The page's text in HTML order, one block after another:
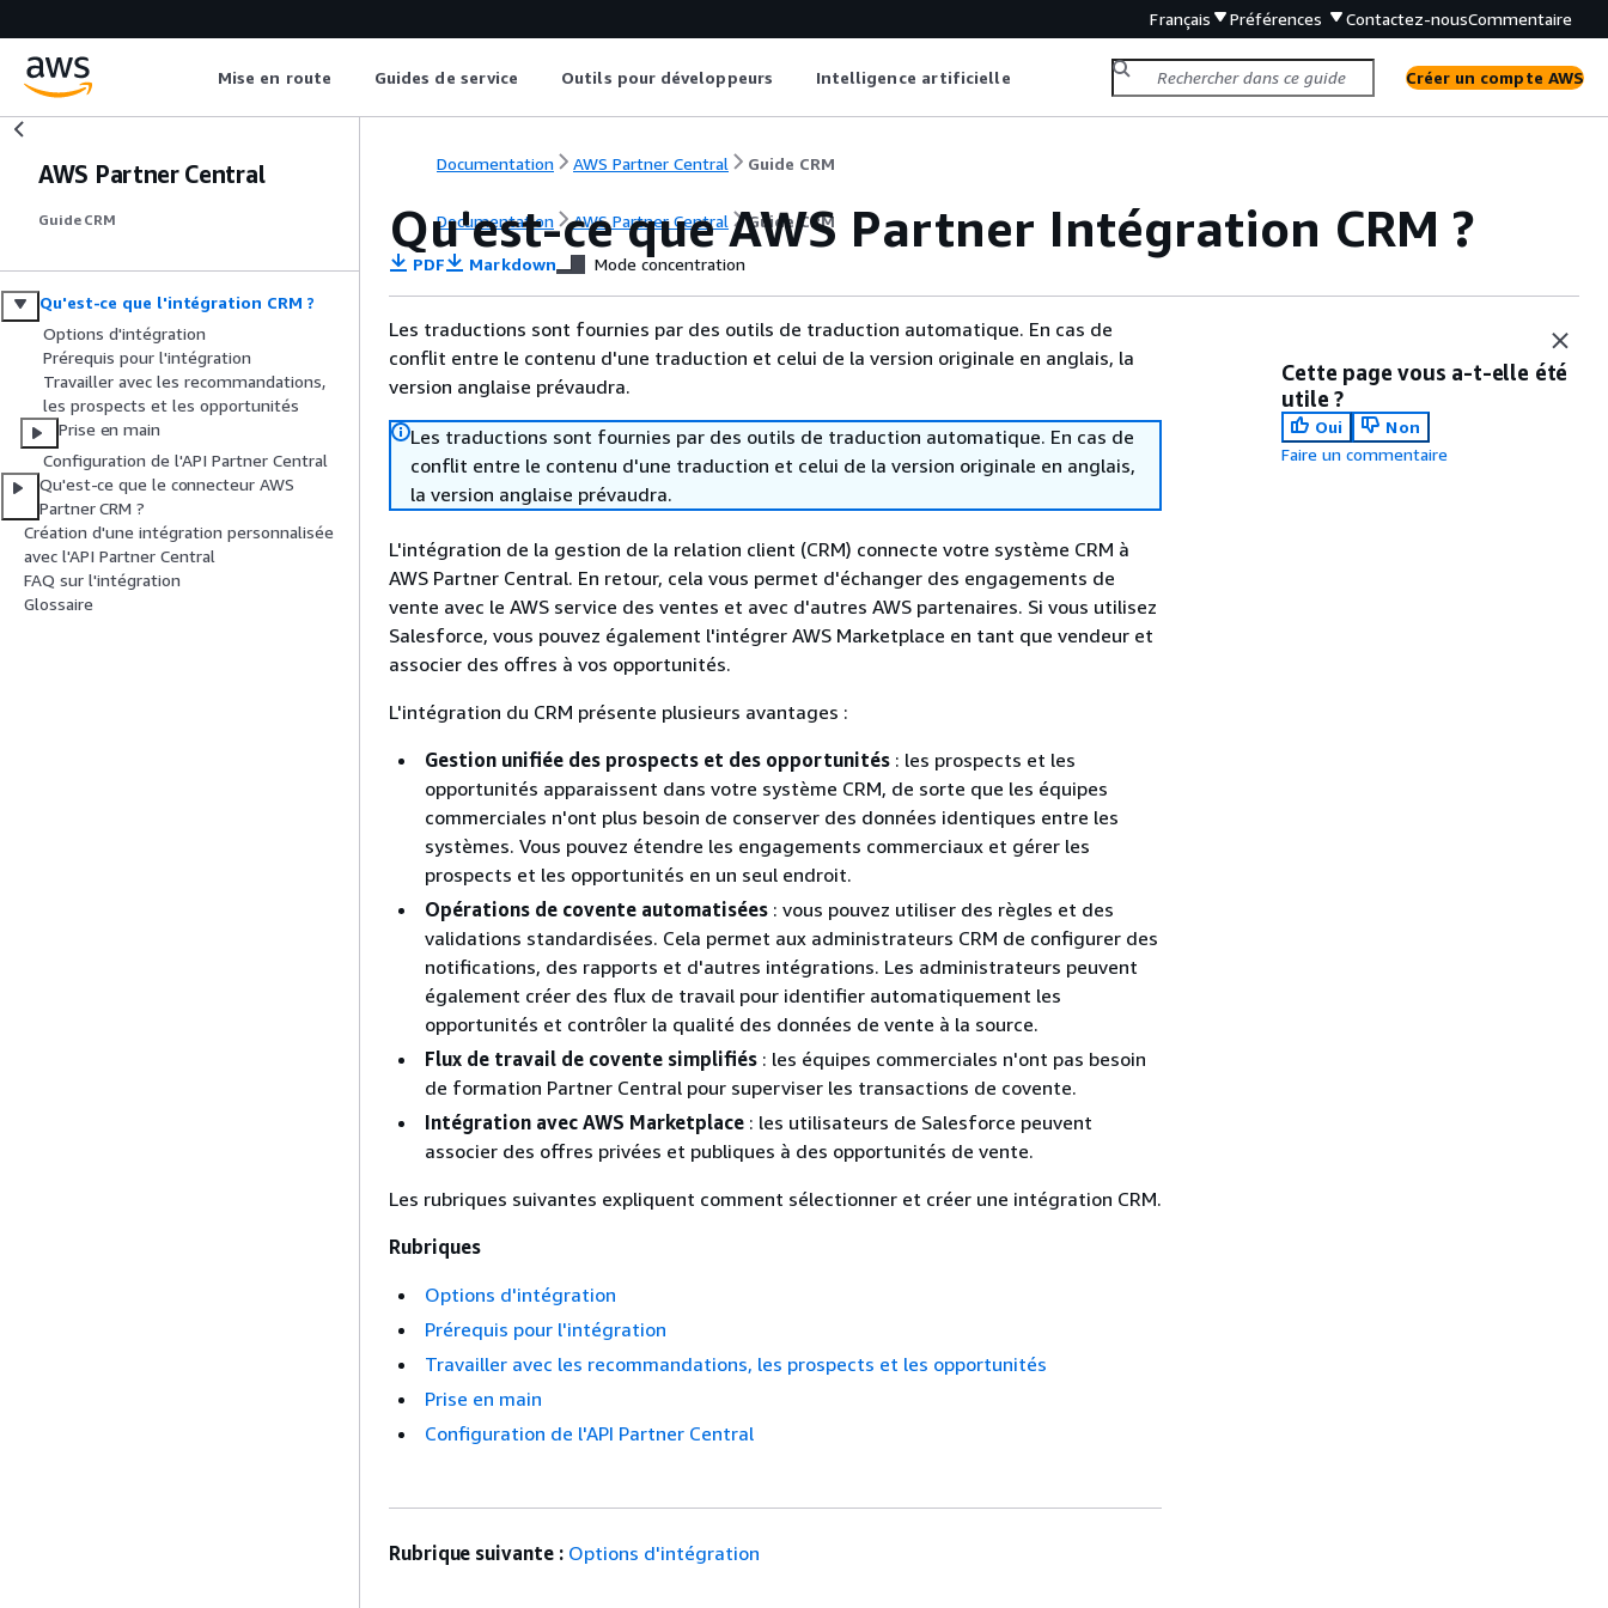
Français Préférences Contactez-nousCommentaire
Mise en route Guides de service Outils pour développeurs Intelligence artificielle Créer un compte AWS
AWS Partner Central
Guide CRM
Qu'est-ce que l'intégration CRM ?
Options d'intégration
Prérequis pour l'intégration
Travailler avec les recommandations,
les prospects et les opportunités
Prise en main
Configuration de l'API Partner Central
Qu'est-ce que le connecteur AWS
Partner CRM ?
Création d'une intégration personnalisée
avec l'API Partner Central
FAQ sur l'intégration
Glossaire
Documentation AWS Partner Central Guide CRM
Documentation AWS Partner Central Guide CRM
Qu'est-ce que AWS Partner Intégration CRM ?
PDF Markdown Mode concentration
Les traductions sont fournies par des outils de traduction automatique. En cas de
conflit entre le contenu d'une traduction et celui de la version originale en anglais, la
version anglaise prévaudra.
Les traductions sont fournies par des outils de traduction automatique. En cas de
conflit entre le contenu d'une traduction et celui de la version originale en anglais,
la version anglaise prévaudra.
L'intégration de la gestion de la relation client (CRM) connecte votre système CRM à
AWS Partner Central. En retour, cela vous permet d'échanger des engagements de
vente avec le AWS service des ventes et avec d'autres AWS partenaires. Si vous utilisez
Salesforce, vous pouvez également l'intégrer AWS Marketplace en tant que vendeur et
associer des offres à vos opportunités.
L'intégration du CRM présente plusieurs avantages :
Gestion unifiée des prospects et des opportunités : les prospects et les
opportunités apparaissent dans votre système CRM, de sorte que les équipes
commerciales n'ont plus besoin de conserver des données identiques entre les
systèmes. Vous pouvez étendre les engagements commerciaux et gérer les
prospects et les opportunités en un seul endroit.
Opérations de covente automatisées : vous pouvez utiliser des règles et des
validations standardisées. Cela permet aux administrateurs CRM de configurer des
notifications, des rapports et d'autres intégrations. Les administrateurs peuvent
également créer des flux de travail pour identifier automatiquement les
opportunités et contrôler la qualité des données de vente à la source.
Flux de travail de covente simplifiés : les équipes commerciales n'ont pas besoin
de formation Partner Central pour superviser les transactions de covente.
Intégration avec AWS Marketplace : les utilisateurs de Salesforce peuvent
associer des offres privées et publiques à des opportunités de vente.
Les rubriques suivantes expliquent comment sélectionner et créer une intégration CRM.
Rubriques
Options d'intégration
Prérequis pour l'intégration
Travailler avec les recommandations, les prospects et les opportunités
Prise en main
Configuration de l'API Partner Central
Cette page vous a-t-elle été
utile ?
Oui
Non
Faire un commentaire
Rubrique suivante : Options d'intégration